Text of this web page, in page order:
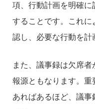
項、行動計画を明確に
することです。これに
認し、必要な行動を計
また、議事録は欠席
報源ともなります。
あればあるほど、議